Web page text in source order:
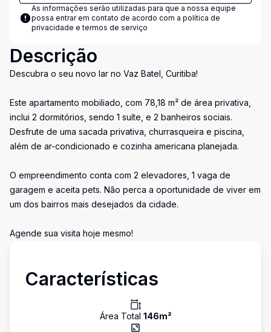
As informações serão utilizadas para que a nossa equipe
possa entrar em contato de acordo com a política de
privacidade e termos de serviço
Descrição
Descubra o seu novo lar no Vaz Batel, Curitiba!
Este apartamento mobiliado, com 78,18 m² de área privativa,
inclui 2 dormitórios, sendo 1 suíte, e 2 banheiros sociais.
Desfrute de uma sacada privativa, churrasqueira e piscina,
além de ar-condicionado e cozinha americana planejada.
O empreendimento conta com 2 elevadores, 1 vaga de
garagem e aceita pets. Não perca a oportunidade de viver em
um dos bairros mais desejados da cidade.
Agende sua visita hoje mesmo!
Características
Área Total 146m²